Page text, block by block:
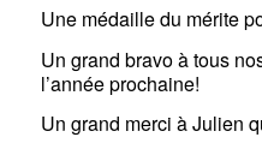
Une médaille du mérite
Un grand bravo à tous
l’année prochaine!
Un grand merci à Julien